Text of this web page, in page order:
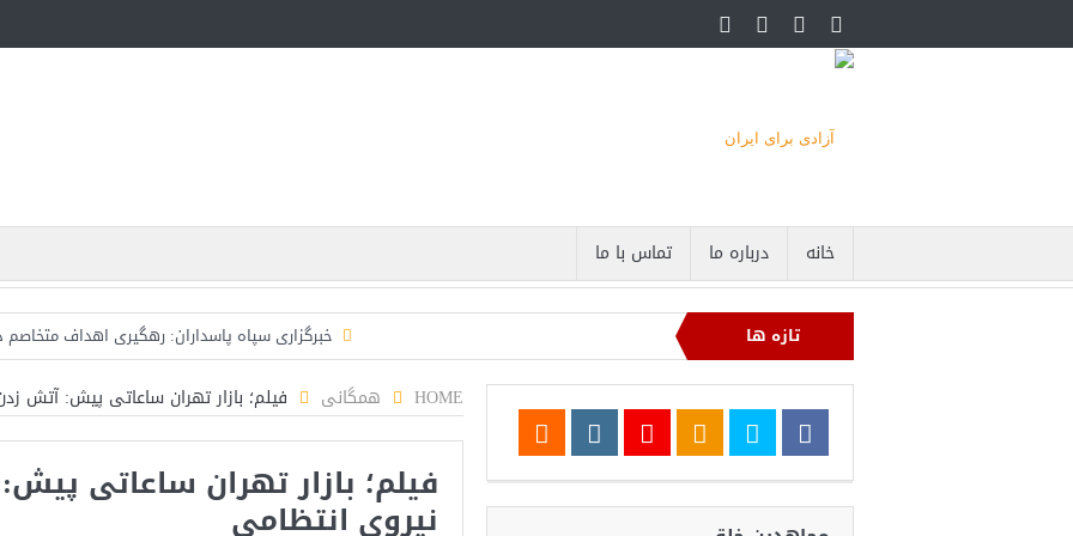
خانه درباره ما تماس با ما
تازه ها
خبرگزاری سپاه پاسداران: رهگیری اهداف
تحلیلگر حکومتی: تفاهم هرمز پایان بحران نیست؛ خطر
ایران؛ واکنش ترامپ و معاونش به اقدام تفرقه‌افکنان/سفر
مقاله: اپوزیسیون بی‌راه‌حل؛ وقتی دشمنی با پهلوی
۱۰ تریلیون دلار؛ چگونه جرایم سایبری به سومین اقتصاد بزرگ جهان تبدیل شد؟
HOME همگانی فیلم؛ بازار تهران ساعاتی پیش: آتش
فیلم؛ بازار تهران ساعاتی
نیروی انتظامی